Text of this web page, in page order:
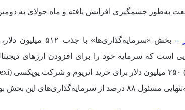
به‌طور چشمگیری افزایش یافته و ماه جولای به
–
بخش
است که سرمایه خود را برای افزودن ارزهای
از سرمایه‌گذاری‌های این بخش بودند.